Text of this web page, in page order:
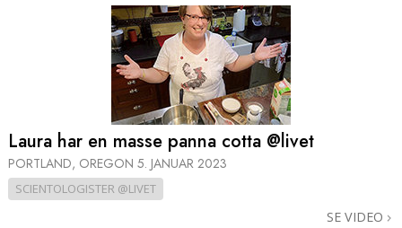
Laura har en masse panna cotta @livet
PORTLAND, OREGON 5. JANUAR 2023
SCIENTOLOGISTER @LIVET
SE VIDEO